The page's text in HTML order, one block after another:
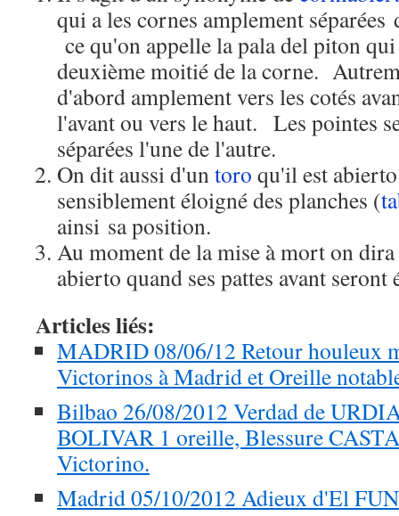
qui a les cornes amplement séparées
ce qu'on appelle la pala del piton
deuxième moitié de la corne.
d'abord amplement vers les cotés
l'avant ou vers le haut. Les pointes
séparées l'une de l'autre.
On dit aussi d'untoro qu'il est
sensiblement éloigné des planches (
ainsi sa position.
Au moment de la mise à mort on
abierto quand ses pattes avant seront
Articles liés:
MADRID 08/06/12 Retour houleux
Victorinos à Madrid et Oreille
Bilbao 26/08/2012 Verdad de
BOLIVAR 1 oreille, Blessure
Victorino.
Madrid 05/10/2012 Adieux d'El